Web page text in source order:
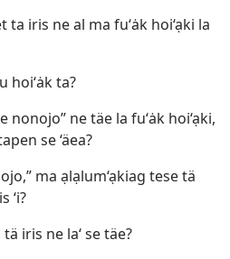
iris ne al ma fu‘ȧk hoi‘ạki la
hoi‘ȧk ta?
nonojo” ne täe la fu‘ȧk hoi‘ạki,
se ‘äea?
ma ạlạlum‘ạkiag tese tä
‘i?
iris ne la‘ se täe?